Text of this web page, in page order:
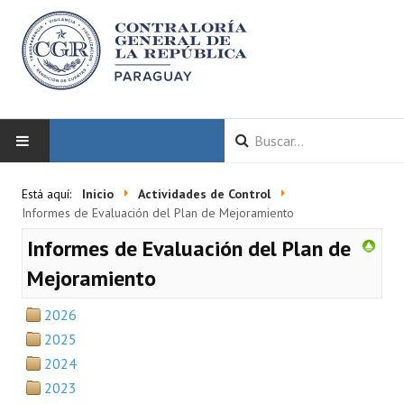
Autoridades
Misión y Visión
Marco Normativo
Organigrama
Está aquí: Inicio
Actividades de Control
Informes de Evaluación del Plan de Mejoramiento
Informes de Evaluación del Plan de
Mejoramiento
2026
2025
2024
2023